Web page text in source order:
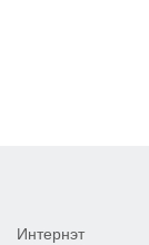
Интернэт